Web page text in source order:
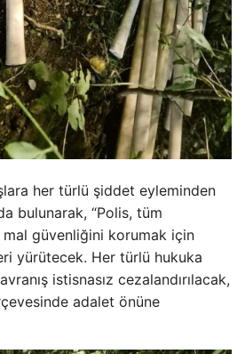
her türlü şiddet eyleminden
bulunarak, “Polis, tüm
mal güvenliğini korumak için
yürütecek. Her türlü hukuka
istisnasız cezalandırılacak,
adalet önüne